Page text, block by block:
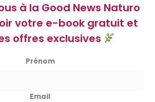
à la Good News Naturo
votre e-book gratuit et
offres exclusives
Prénom
Email